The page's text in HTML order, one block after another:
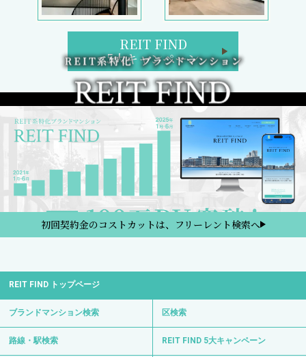
REIT FIND
5大キャンペーン
初回契約金のコストカットは、フリーレント検索へ
REIT FIND トップページ
ブランドマンション検索 区検索
路線・駅検索 REIT FIND 5大キャンペーン